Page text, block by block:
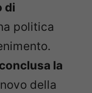
di
politica
la
della